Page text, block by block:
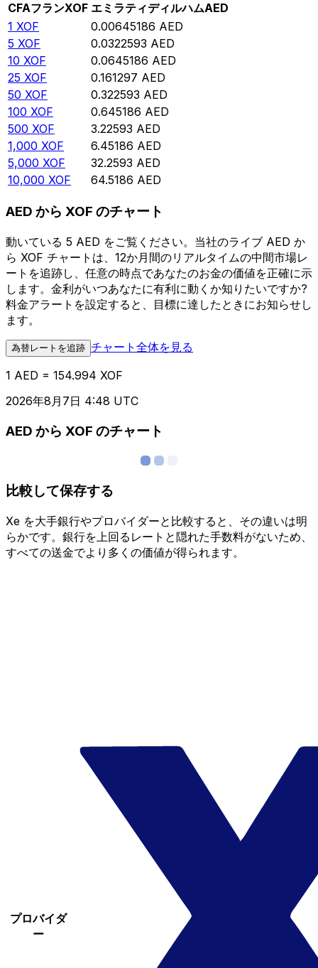
CFAフランXOF エミラティディルハムAED
1 XOF 0.00645186 AED
5 XOF 0.0322593 AED
10 XOF 0.0645186 AED
25 XOF 0.161297 AED
50 XOF 0.322593 AED
100 XOF 0.645186 AED
500 XOF 3.22593 AED
1,000 XOF 6.45186 AED
5,000 XOF 32.2593 AED
10,000 XOF 64.5186 AED
AED から XOF のチャート
動いている 5 AED をご覧ください。当社のライブ AED か
ら XOF チャートは、12か月間のリアルタイムの中間市場レ
ートを追跡し、任意の時点であなたのお金の価値を正確に示
します。金利がいつあなたに有利に動くか知りたいですか?
料金アラートを設定すると、目標に達したときにお知らせし
ます。
為替レートを追跡 チャート全体を見る
1 AED = 154.994 XOF
2026年8月7日 4:48 UTC
AED から XOF のチャート
比較して保存する
Xe を大手銀行やプロバイダーと比較すると、その違いは明
らかです。銀行を上回るレートと隠れた手数料がないため、
すべての送金でより多くの価値が得られます。
プロバイダ
ー